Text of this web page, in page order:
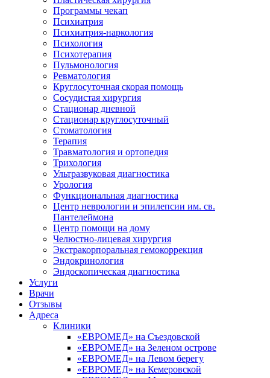
Программы чекап
Психиатрия
Психиатрия-наркология
Психология
Психотерапия
Пульмонология
Ревматология
Круглосуточная скорая помощь
Сосудистая хирургия
Стационар дневной
Стационар круглосуточный
Стоматология
Терапия
Травматология и ортопедия
Трихология
Ультразвуковая диагностика
Урология
Функциональная диагностика
Центр неврологии и эпилепсии им. св.
Пантелеймона
Центр помощи на дому
Челюстно-лицевая хирургия
Экстракорпоральная гемокоррекция
Эндокринология
Эндоскопическая диагностика
Услуги
Врачи
Отзывы
Адреса
Клиники
«ЕВРОМЕД» на Съездовской
«ЕВРОМЕД» на Зеленом острове
«ЕВРОМЕД» на Левом берегу
«ЕВРОМЕД» на Кемеровской